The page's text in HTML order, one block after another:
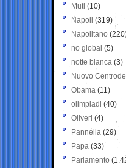
Muti (10)
Napoli (319)
Napolitano
no global (5)
notte bianca (3)
Nuovo
Obama (11)
olimpiadi (40)
Oliveri (4)
Pannella (29)
Papa (33)
Parlamento